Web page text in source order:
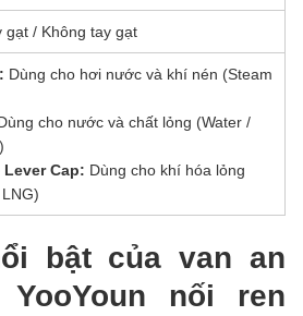
gạt / Không tay gạt
Dùng cho hơi nước và khí nén (Steam
cho nước và chất lỏng (Water /
Lever Cap: Dùng cho khí hóa lỏng
bật của van an
nối ren